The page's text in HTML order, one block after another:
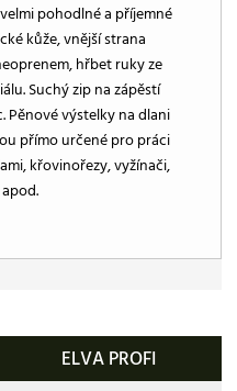
pohodlné a příjemné
kůže, vnější strana
hřbet ruky ze
Suchý zip na zápěstí
Pěnové výstelky na dlani
přímo určené pro práci
křovinořezy, vyžínači,
ELVA PROFI